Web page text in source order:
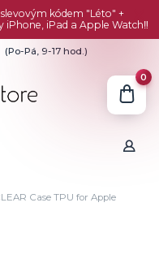
slevovým kódem "Léto" +
iPhone, iPad a Apple Watch‼️
(Po-Pá, 9-17 hod.)
0
Case TPU for Apple